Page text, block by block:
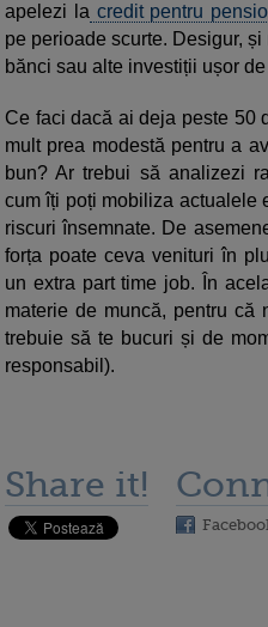
apelezi la credit pentru
pe perioade scurte. Desigur,
bănci sau alte investiții ușor
Ce faci dacă ai deja peste 50
mult prea modestă pentru a
bun? Ar trebui să analizezi
cum îți poți mobiliza actualele
riscuri însemnate. De
forța poate ceva venituri în
un extra part time job. În
materie de muncă, pentru că
trebuie să te bucuri și de
responsabil).
Share it!